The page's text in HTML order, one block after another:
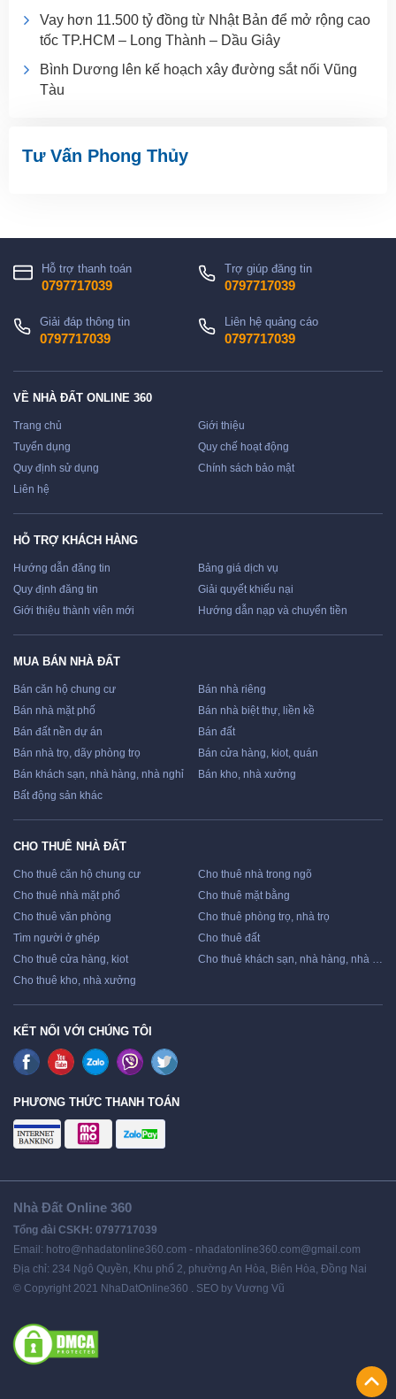
Vay hơn 11.500 tỷ đồng từ Nhật Bản để mở rộng cao
tốc TP.HCM – Long Thành – Dầu Giây
Bình Dương lên kế hoạch xây đường sắt nối Vũng
Tàu
Tư Vấn Phong Thủy
Hỗ trợ thanh toán
0797717039
Trợ giúp đăng tin
0797717039
Giải đáp thông tin
0797717039
Liên hệ quảng cáo
0797717039
VỀ NHÀ ĐẤT ONLINE 360
Trang chủ
Giới thiệu
Tuyển dụng
Quy chế hoạt động
Quy định sử dụng
Chính sách bảo mật
Liên hệ
HỖ TRỢ KHÁCH HÀNG
Hướng dẫn đăng tin
Bảng giá dịch vụ
Quy định đăng tin
Giải quyết khiếu nại
Giới thiệu thành viên mới
Hướng dẫn nạp và chuyển tiền
MUA BÁN NHÀ ĐẤT
Bán căn hộ chung cư
Bán nhà riêng
Bán nhà mặt phố
Bán nhà biệt thự, liền kề
Bán đất nền dự án
Bán đất
Bán nhà trọ, dãy phòng trọ
Bán cửa hàng, kiot, quán
Bán khách sạn, nhà hàng, nhà nghỉ
Bán kho, nhà xưởng
Bất động sản khác
CHO THUÊ NHÀ ĐẤT
Cho thuê căn hộ chung cư
Cho thuê nhà trong ngõ
Cho thuê nhà mặt phố
Cho thuê mặt bằng
Cho thuê văn phòng
Cho thuê phòng trọ, nhà trọ
Tìm người ở ghép
Cho thuê đất
Cho thuê cửa hàng, kiot
Cho thuê khách sạn, nhà hàng, nhà nghỉ
Cho thuê kho, nhà xưởng
KẾT NỐI VỚI CHÚNG TÔI
PHƯƠNG THỨC THANH TOÁN
Nhà Đất Online 360
Tổng đài CSKH: 0797717039
Email: hotro@nhadatonline360.com - nhadatonline360.com@gmail.com
Địa chỉ: 234 Ngô Quyền, Khu phố 2, phường An Hòa, Biên Hòa, Đồng Nai
© Copyright 2021 NhaDatOnline360 . SEO by Vương Vũ